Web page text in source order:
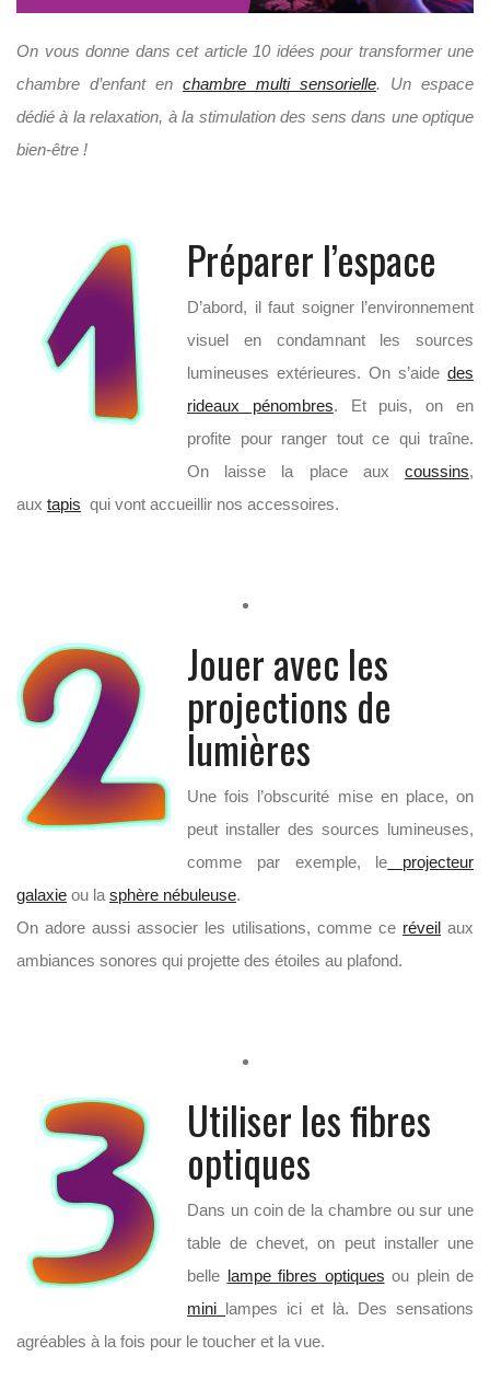
On vous donne dans cet article 10 idées pour transformer une
chambre d’enfant en chambre multi sensorielle. Un espace
dédié à la relaxation, à la stimulation des sens dans une optique
bien-être !
Préparer l’espace
D’abord, il faut soigner l’environnement
visuel en condamnant les sources
lumineuses extérieures. On s’aide des
rideaux pénombres. Et puis, on en
profite pour ranger tout ce qui traîne.
On laisse la place aux coussins,
aux tapis qui vont accueillir nos accessoires.
Jouer avec les
projections de
lumières
Une fois l’obscurité mise en place, on
peut installer des sources lumineuses,
comme par exemple, le projecteur
galaxie ou la sphère nébuleuse.
On adore aussi associer les utilisations, comme ce réveil aux
ambiances sonores qui projette des étoiles au plafond.
Utiliser les fibres
optiques
Dans un coin de la chambre ou sur une
table de chevet, on peut installer une
belle lampe fibres optiques ou plein de
mini lampes ici et là. Des sensations
agréables à la fois pour le toucher et la vue.